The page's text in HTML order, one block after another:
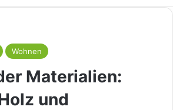
Wohnen
Materialien:
und